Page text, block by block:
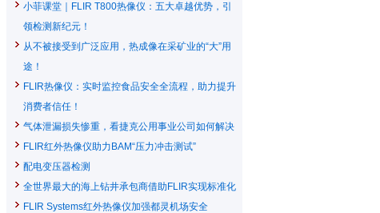
小菲课堂｜FLIR T800热像仪：五大卓越优势，引
领检测新纪元！
从不被接受到广泛应用，热成像在采矿业的“大”用
途！
FLIR热像仪：实时监控食品安全全流程，助力提升
消费者信任！
气体泄漏损失惨重，看捷克公用事业公司如何解决
FLIR红外热像仪助力BAM“压力冲击测试”
配电变压器检测
全世界最大的海上钻井承包商借助FLIR实现标准化
FLIR Systems红外热像仪加强都灵机场安全